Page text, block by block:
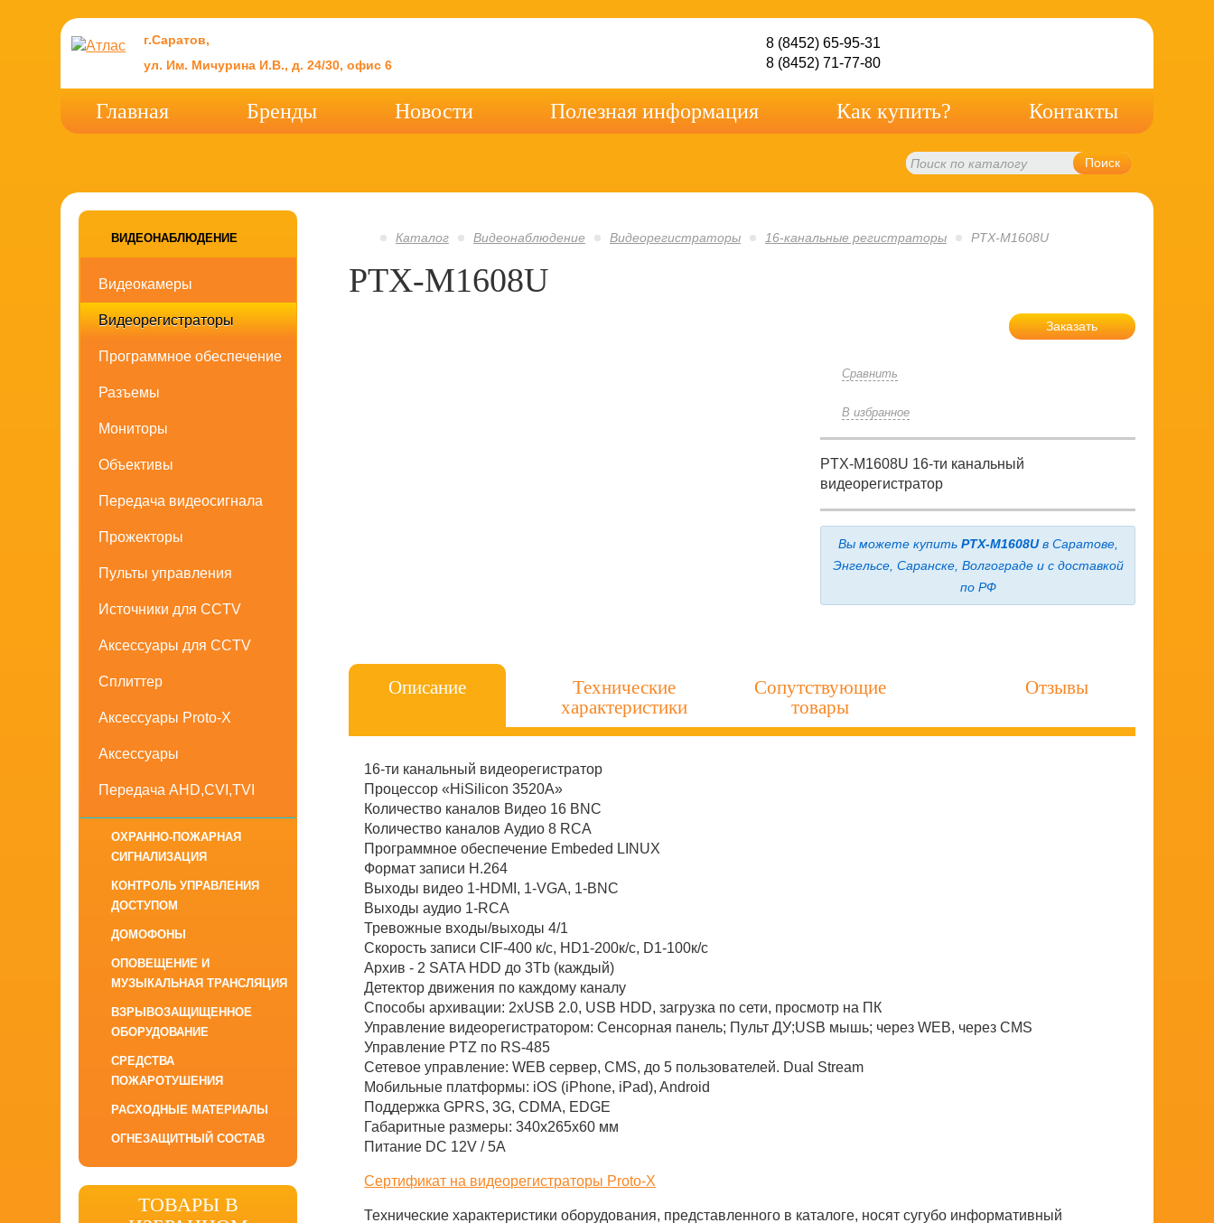
8 (8452) 65-95-31
8 (8452) 71-77-80
г.Саратов,
ул. Им. Мичурина И.В., д. 24/30, офис 6
Главная Бренды Новости Полезная информация Как купить? Контакты
Поиск
Каталог Видеонаблюдение Видеорегистраторы 16-канальные регистраторы PTX-M1608U
PTX-M1608U
Заказать
Сравнить
В избранное
PTX-M1608U 16-ти канальный
видеорегистратор
Вы можете купить PTX-M1608Uв Саратове,
Энгельсе, Саранске, Волгограде и с доставкой
по РФ
Описание
Технические
характеристики
Сопутствующие
товары
Отзывы
16-ти канальный видеорегистратор
Процессор «HiSilicon 3520A»
Количество каналов Видео 16 BNC
Количество каналов Аудио 8 RCA
Программное обеспечение Embeded LINUX
Формат записи H.264
Выходы видео 1-HDMI, 1-VGA, 1-BNC
Выходы аудио 1-RCA
Тревожные входы/выходы 4/1
Скорость записи CIF-400 к/с, HD1-200к/с, D1-100к/с
Архив - 2 SATA HDD до 3Tb (каждый)
Детектор движения по каждому каналу
Способы архивации: 2xUSB 2.0, USB HDD, загрузка по сети, просмотр на ПК
Управление видеорегистратором: Сенсорная панель; Пульт ДУ;USB мышь; через WEB, через CMS
Управление PTZ по RS-485
Сетевое управление: WEB сервер, CMS, до 5 пользователей. Dual Stream
Мобильные платформы: iOS (iPhone, iPad), Android
Поддержка GPRS, 3G, CDMA, EDGE
Габаритные размеры: 340х265х60 мм
Питание DC 12V / 5A
Сертификат на видеорегистраторы Proto-X
Технические характеристики оборудования, представленного в каталоге, носят сугубо информативный
ВИДЕОНАБЛЮДЕНИЕ
Видеокамеры
Видеорегистраторы
Программное обеспечение
Разъемы
Мониторы
Объективы
Передача видеосигнала
Прожекторы
Пульты управления
Источники для CCTV
Аксессуары для CCTV
Сплиттер
Аксессуары Proto-X
Аксессуары
Передача AHD,CVI,TVI
ОХРАННО-ПОЖАРНАЯ
СИГНАЛИЗАЦИЯ
КОНТРОЛЬ УПРАВЛЕНИЯ
ДОСТУПОМ
ДОМОФОНЫ
ОПОВЕЩЕНИЕ И
МУЗЫКАЛЬНАЯ ТРАНСЛЯЦИЯ
ВЗРЫВОЗАЩИЩЕННОЕ
ОБОРУДОВАНИЕ
СРЕДСТВА
ПОЖАРОТУШЕНИЯ
РАСХОДНЫЕ МАТЕРИАЛЫ
ОГНЕЗАЩИТНЫЙ СОСТАВ
ТОВАРЫ В